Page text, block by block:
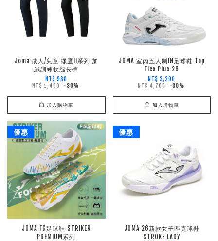
Joma 成人/兒童 獵鷹II系列 加
絨訓練收腿長褲
NT$ 980
NT$ 1,400 -30%
加入購物車
JOMA 室內五人制IN足球鞋 Top
Flex Plus 26
NT$ 3,290
NT$ 4,700 -30%
加入購物車
優惠
JOMA FG足球鞋 STRIKER
PREMIUM系列
優惠
JOMA 26新款女子匹克球鞋
STROKE LADY